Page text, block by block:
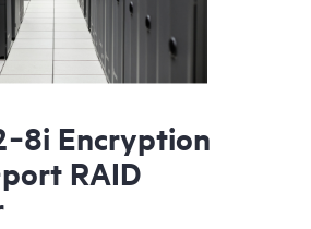
Encryption
RAID